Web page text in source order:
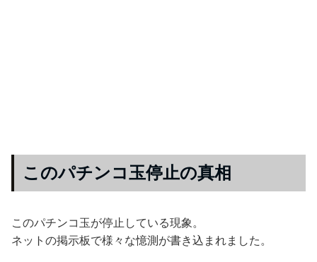
このパチンコ玉停止の真相
このパチンコ玉が停止している現象。
ネットの掲示板で様々な憶測が書き込まれました。